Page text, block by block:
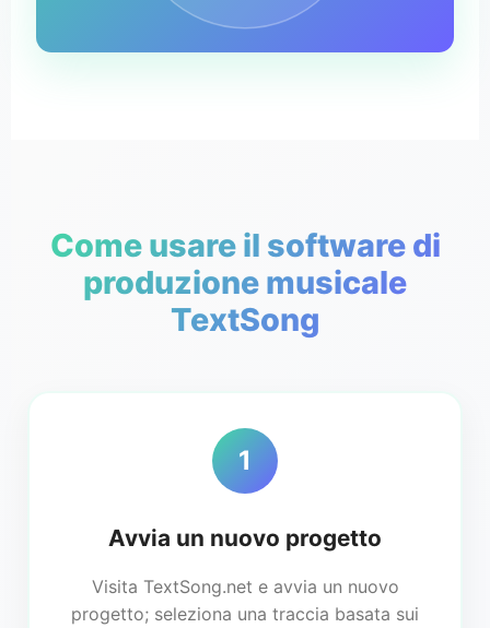
Come usare il software di
produzione musicale
TextSong
1
Avvia un nuovo progetto
Visita TextSong.net e avvia un nuovo
progetto; seleziona una traccia basata sui